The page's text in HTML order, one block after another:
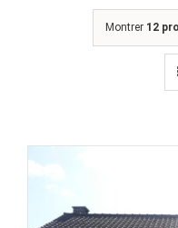
Montrer 12